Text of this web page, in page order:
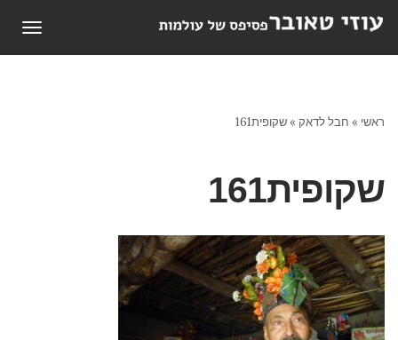
ראשי » חבל לדאק »שקופית161
שקופית161